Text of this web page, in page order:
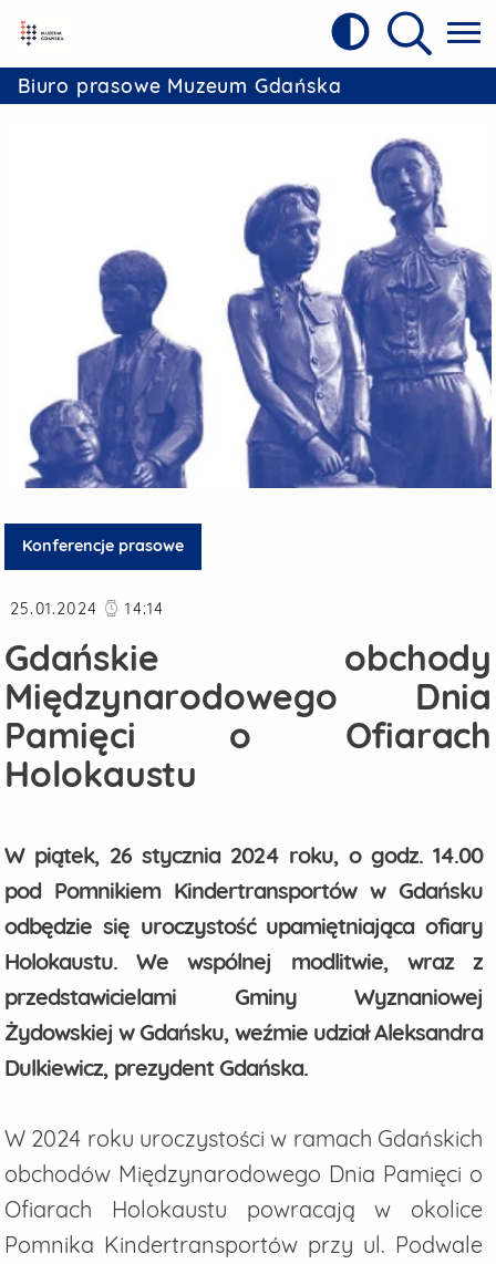
Referat Prasowy Urzędu Miejskiego w
Kontrast
Biuro prasowe Muzeum Gdańska
Konferencje prasowe
Data publikacji
25.01.2024 14:14
Gdańskie obchody
Międzynarodowego Dnia
Pamięci o Ofiarach
Holokaustu
W piątek, 26 stycznia 2024 roku, o godz. 14.00
pod Pomnikiem Kindertransportów w Gdańsku
odbędzie się uroczystość upamiętniająca ofiary
Holokaustu. We wspólnej modlitwie, wraz z
przedstawicielami Gminy Wyznaniowej
Żydowskiej w Gdańsku, weźmie udział Aleksandra
Dulkiewicz, prezydent Gdańska.
W 2024 roku uroczystości w ramach Gdańskich
obchodów Międzynarodowego Dnia Pamięci o
Ofiarach Holokaustu powracają w okolice
Pomnika Kindertransportów przy ul. Podwale